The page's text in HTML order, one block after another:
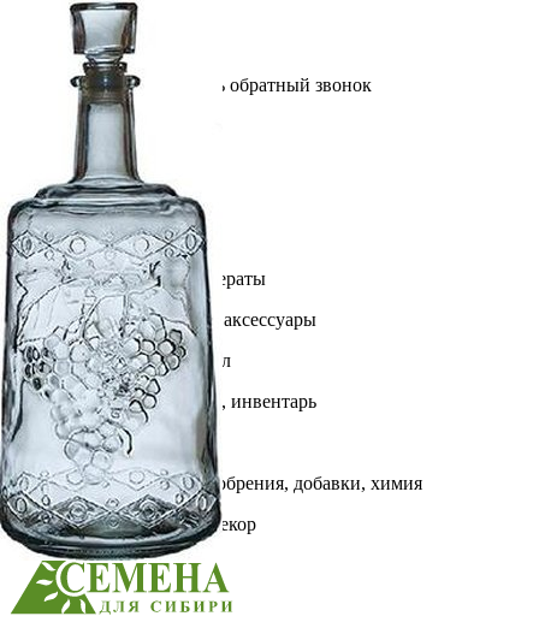
Выберите город
Обратный звонок Заказать обратный звонок
Каталог
Семена
Грунты
Газонные травы, сидераты
Горшки, рассадники, аксессуары
Посадочный материал
Садовый инструмент, инвентарь
Консервирование
Средства защиты, удобрения, добавки, химия
Обустройство сада, декор